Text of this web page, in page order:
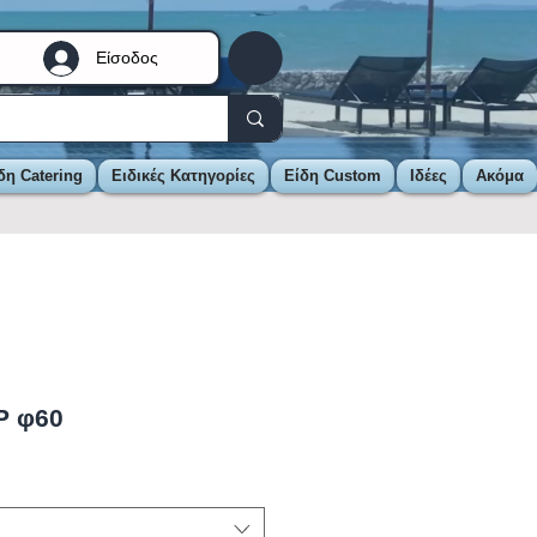
Είσοδος
Catering Ειδικές Κατηγορίες Είδη Custom Ιδέες Ακόμα
φ60